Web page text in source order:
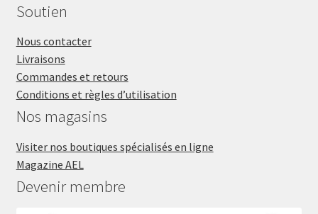
Soutien
Nous contacter
Livraisons
Commandes et retours
Conditions et règles d’utilisation
Nos magasins
Visiter nos boutiques spécialisés en ligne
Magazine AEL
Devenir membre